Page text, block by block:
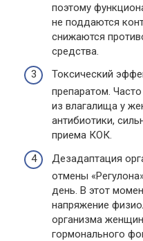
поэтому
не поддаются
снижаются
средства.
Токсический
препаратом.
из влагалища у
антибиотики,
приема КОК.
Дезадаптация
отмены
день. В этот
напряжение
организма
гормонального